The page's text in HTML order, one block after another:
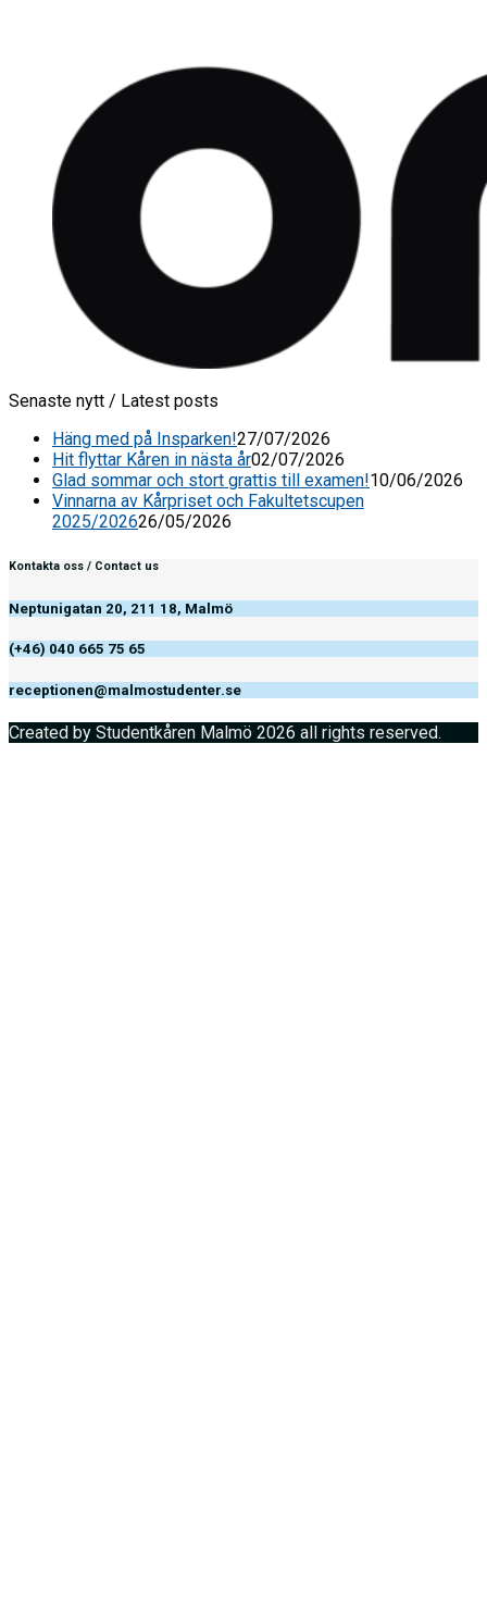
Senaste nytt / Latest posts
Häng med på Insparken!27/07/2026
Hit flyttar Kåren in nästa år02/07/2026
Glad sommar och stort grattis till examen!10/06/2026
Vinnarna av Kårpriset och Fakultetscupen
2025/202626/05/2026
Kontakta oss / Contact us
Neptunigatan 20, 211 18, Malmö
(+46) 040 665 75 65
receptionen@malmostudenter.se
Created by Studentkåren Malmö 2026 all rights reserved.